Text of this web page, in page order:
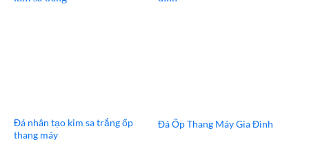
Đá nhân tạo kim sa trắng ốp
thang máy
Đá Ốp Thang Máy Gia Đình